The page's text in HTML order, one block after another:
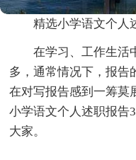
精选小学语文个人
在学习、工作生活
多，通常情况下，报告
在对写报告感到一筹莫
小学语文个人述职报告
大家。